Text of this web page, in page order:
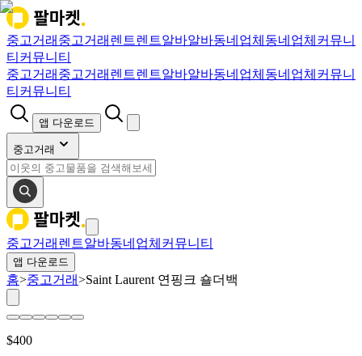
중고거래 중고거래 렌트렌트알바알바동네업체 동네업체 커뮤니
티 커뮤니티
중고거래 중고거래 렌트렌트알바알바동네업체 동네업체 커뮤니
티 커뮤니티
앱 다운로드
중고거래
중고거래 렌트알바동네업체 커뮤니티
앱 다운로드
홈>중고거래>Saint Laurent 연핑크 숄더백
$400